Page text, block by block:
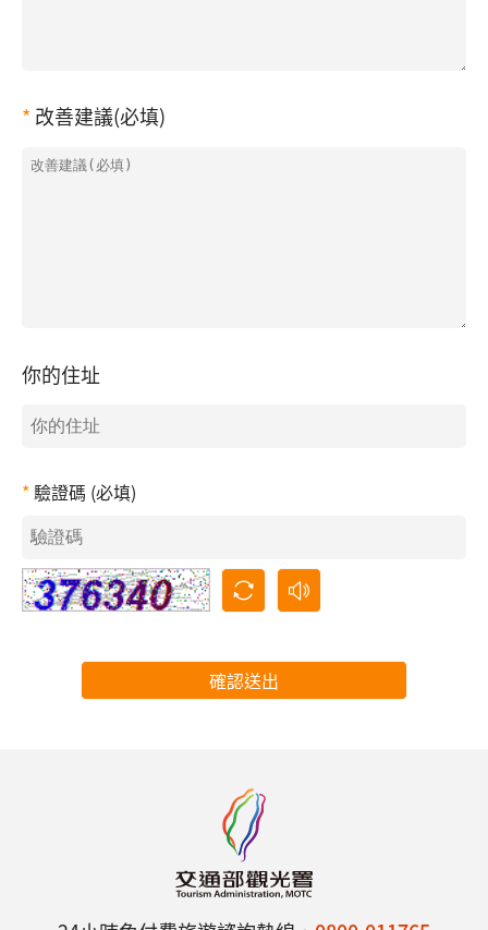
改善建議(必填)
你的住址
驗證碼 (必填)
確認送出